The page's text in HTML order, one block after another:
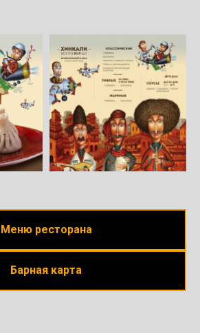
Меню ресторана
Барная карта